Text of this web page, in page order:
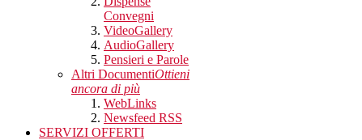
Convegni
VideoGallery
AudioGallery
Pensieri e Parole
Altri DocumentiOttieni
ancora di più
WebLinks
Newsfeed RSS
SERVIZI OFFERTI